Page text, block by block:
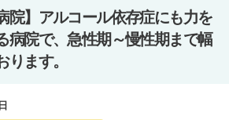
院】アルコール依存症にも力を
病院で、急性期～慢性期まで幅
ります。